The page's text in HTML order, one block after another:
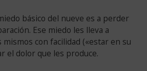
básico del nueve es a perder
Ese miedo les lleva a
con facilidad («estar en su
el dolor que les produce.